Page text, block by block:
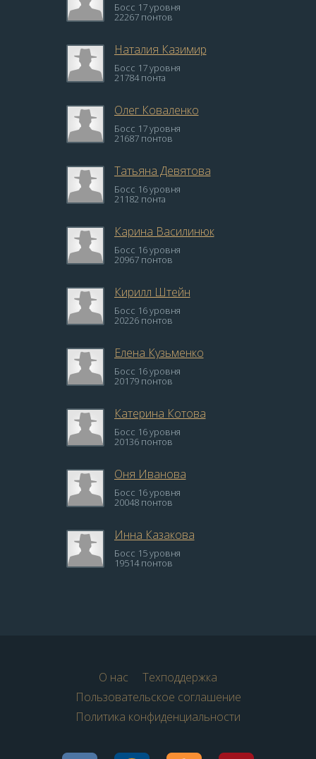
Босс 17 уровня
22267 понтов
Наталия Казимир
Босс 17 уровня
21784 понта
Олег Коваленко
Босс 17 уровня
21687 понтов
Татьяна Девятова
Босс 16 уровня
21182 понта
Карина Василинюк
Босс 16 уровня
20967 понтов
Кирилл Штейн
Босс 16 уровня
20226 понтов
Елена Кузьменко
Босс 16 уровня
20179 понтов
Катерина Котова
Босс 16 уровня
20136 понтов
Оня Иванова
Босс 16 уровня
20048 понтов
Инна Казакова
Босс 15 уровня
19514 понтов
О нас
Техподдержка
Пользовательское соглашение
Политика конфиденциальности